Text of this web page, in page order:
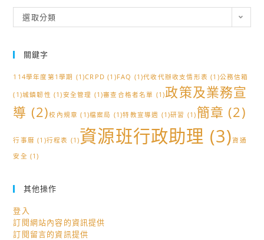
類
選取分類
關鍵字
114學年度第1學期 (1)CRPD (1)FAQ (1)代收代辦收支情形表 (1)公務信箱
(1)城鎮韌性 (1)安全管理 (1)審查合格者名單 (1)政策及業務宣
導 (2)校內規章 (1)檔案局 (1)特教宣導週 (1)研習 (1) 簡章 (2)
行事曆 (1)行程表 (1)資源班行政助理 (3)資通
安全 (1)
其他操作
登入
訂閱網站內容的資訊提供
訂閱留言的資訊提供